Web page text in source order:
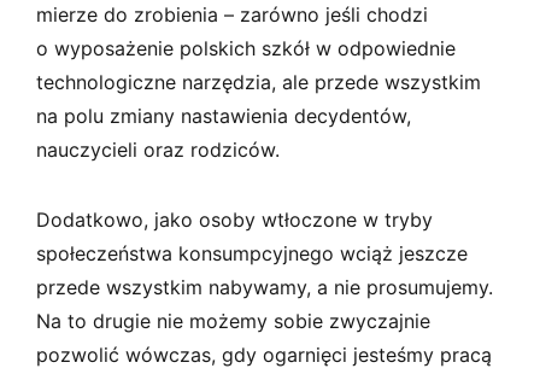
mierze do zrobienia – zarówno jeśli chodzi
o wyposażenie polskich szkół w odpowiednie
technologiczne narzędzia, ale przede wszystkim
na polu zmiany nastawienia decydentów,
nauczycieli oraz rodziców.
Dodatkowo, jako osoby wtłoczone w tryby
społeczeństwa konsumpcyjnego wciąż jeszcze
przede wszystkim nabywamy, a nie prosumujemy.
Na to drugie nie możemy sobie zwyczajnie
pozwolić wówczas, gdy ogarnięci jesteśmy pracą